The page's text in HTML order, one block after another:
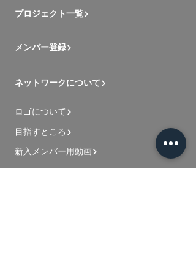
プロジェクト一覧
メンバー登録
ネットワークについて
ロゴについて
目指すところ
新入メンバー用動画